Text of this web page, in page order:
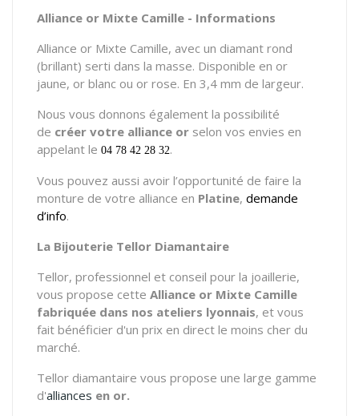
Alliance or Mixte Camille - Informations
Alliance or Mixte Camille, avec un diamant rond
(brillant) serti dans la masse. Disponible en or
jaune, or blanc ou or rose. En 3,4 mm de largeur.
Nous vous donnons également la possibilité
de créer votre alliance or selon vos envies en
appelant le 04 78 42 28 32.
Vous pouvez aussi avoir l’opportunité de faire la
monture de votre alliance en Platine, demande
d’info.
La Bijouterie Tellor Diamantaire
Tellor, professionnel et conseil pour la joaillerie,
vous propose cette Alliance or Mixte Camille
fabriquée dans nos ateliers lyonnais, et vous
fait bénéficier d'un prix en direct le moins cher du
marché.
Tellor diamantaire vous propose une large gamme
d'alliances en or.